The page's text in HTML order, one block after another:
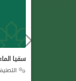
سقيا